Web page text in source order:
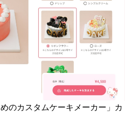
のカスタムケーキメーカー」カ